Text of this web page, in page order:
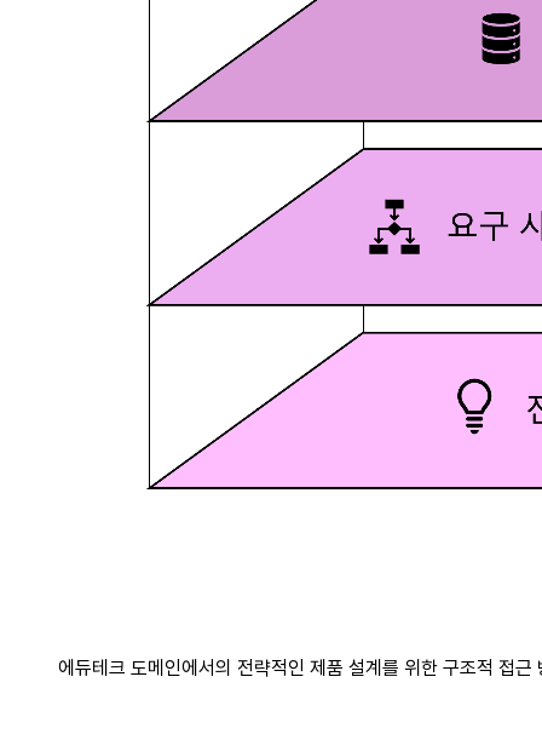
에듀테크 도메인에서의 전략적인 제품 설계를 위한 구조적 접근